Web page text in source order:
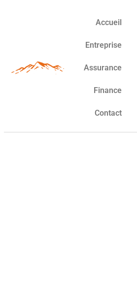
Accueil
Entreprise
Assurance
Finance
Contact